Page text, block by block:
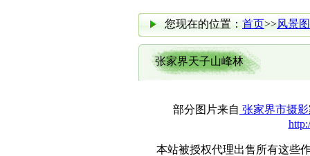
您现在的位置： 首页>>风景
张家界天子山峰林
部分图片来自 张家界市摄
本站被授权代理出售所有这些